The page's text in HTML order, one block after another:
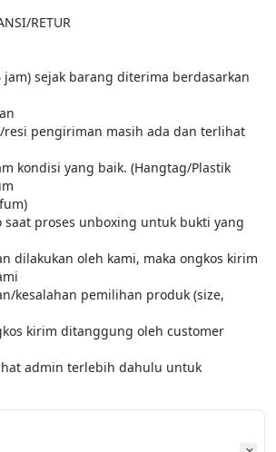
RETUR
jam) sejak barang diterima berdasarkan
resi pengiriman masih ada dan terlihat
kondisi yang baik. (Hangtag/Plastik
saat proses unboxing untuk bukti yang
dilakukan oleh kami, maka ongkos kirim
kesalahan pemilihan produk (size,
kirim ditanggung oleh customer
admin terlebih dahulu untuk